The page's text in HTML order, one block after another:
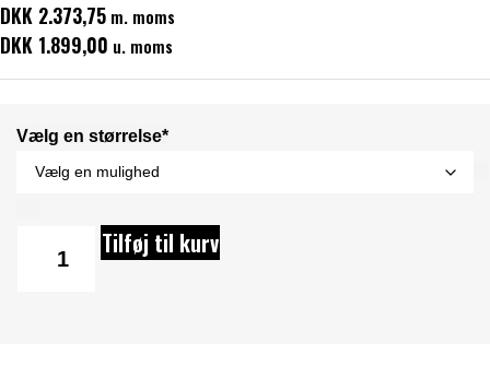
DKK 2.373,75 m. moms
DKK 1.899,00 u. moms
Vælg en størrelse*
Tilføj til kurv